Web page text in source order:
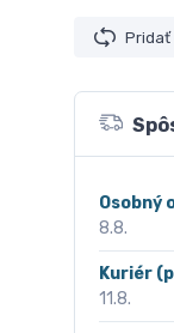
Pridať
Osobný
8.8.
Kuriér
11.8.